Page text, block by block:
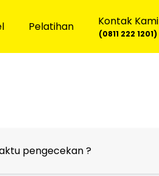
Pelatihan Kontak Kami
(0811 222 1201)
pengecekan ?